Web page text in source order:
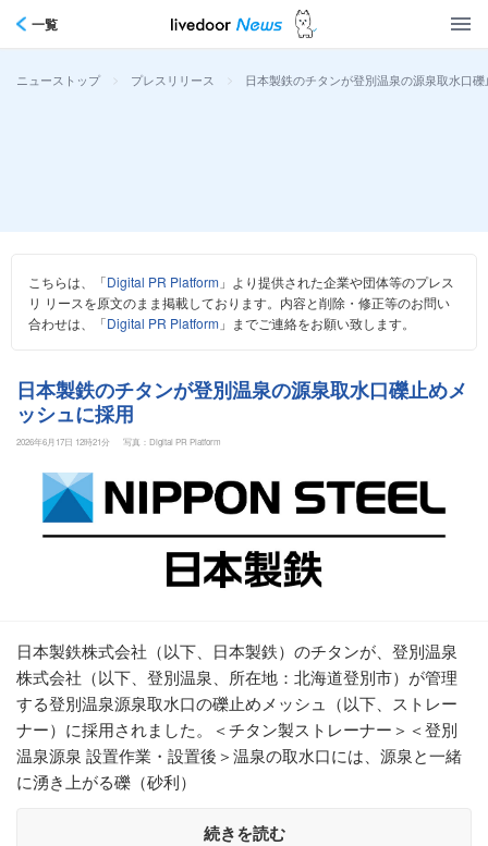
一覧
ニューストップ > プレスリリース > 日本製鉄のチタンが登別温泉の源泉取水口
こちらは、「Digital PR Platform 」より提供された企業や団体等のプレス
リ リースを原文のまま掲載しております。内容と削除・修正等のお問い
合わせは、「Digital PR Platform 」までご連絡をお願い致します。
日本製鉄のチタンが登別温泉の源泉取水口礫止めメ
ッシュに採用
2026年6月17日 12時21分 写真：Digital PR Platform
日本製鉄株式会社（以下、日本製鉄）のチタンが、登別温泉
株式会社（以下、登別温泉、所在地：北海道登別市）が管理
する登別温泉源泉取水口の礫止めメッシュ（以下、ストレー
ナー）に採用されました。＜チタン製ストレーナー＞＜登別
温泉源泉 設置作業・設置後＞温泉の取水口には、源泉と一緒
に湧き上がる礫（砂利）
続きを読む